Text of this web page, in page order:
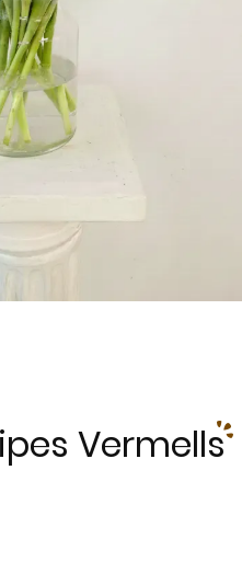
Vermells